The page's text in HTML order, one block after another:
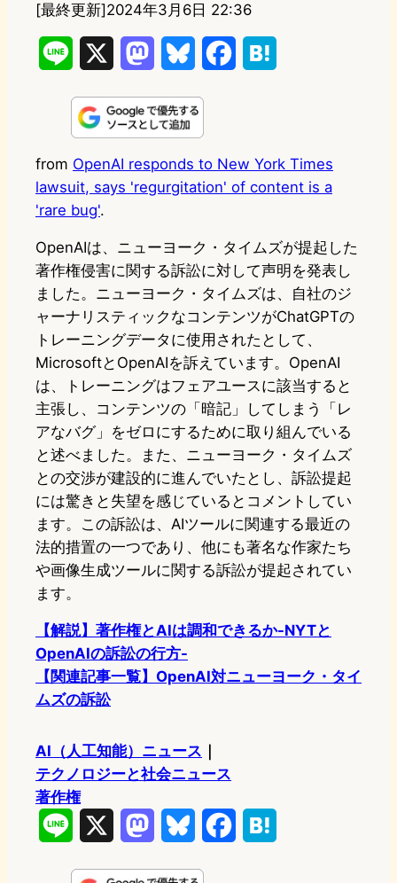
[最終更新]2024年3月6日 22:36
n
e
s
o
n
u
s
y
b
o
k
e
n
from OpenAI responds to New York Times
lawsuit, says 'regurgitation' of content is a
'rare bug'.
OpenAIは、ニューヨーク・タイムズが提起した
著作権侵害に関する訴訟に対して声明を発表し
ました。ニューヨーク・タイムズは、自社のジ
ャーナリスティックなコンテンツがChatGPTの
トレーニングデータに使用されたとして、
MicrosoftとOpenAIを訴えています。OpenAI
は、トレーニングはフェアユースに該当すると
主張し、コンテンツの「暗記」してしまう「レ
アなバグ」をゼロにするために取り組んでいる
と述べました。また、ニューヨーク・タイムズ
との交渉が建設的に進んでいたとし、訴訟提起
には驚きと失望を感じているとコメントしてい
ます。この訴訟は、AIツールに関連する最近の
法的措置の一つであり、他にも著名な作家たち
や画像生成ツールに関する訴訟が提起されてい
ます。
【解説】著作権とAIは調和できるか-NYTと
OpenAIの訴訟の行方-
【関連記事一覧】OpenAI対ニューヨーク・タイ
ムズの訴訟
AI（人工知能）ニュース
テクノロジーと社会ニュース
著作権